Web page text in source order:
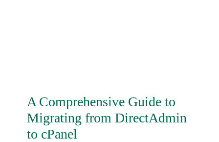
A Comprehensive Guide to
Migrating from DirectAdmin
to cPanel